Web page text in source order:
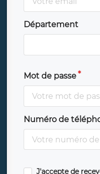
Département
Mot de passe
Numéro de
J'accepte de